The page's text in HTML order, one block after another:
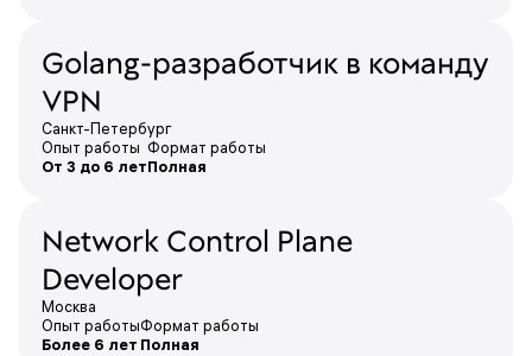
Санкт-Петербург
Golang-разработчик в команду
VPN
Опыт работы
От 3 до 6 лет
Формат работы
Полная
Москва
Network Control Plane
Developer
Опыт работы
Более 6 лет
Формат работы
Полная